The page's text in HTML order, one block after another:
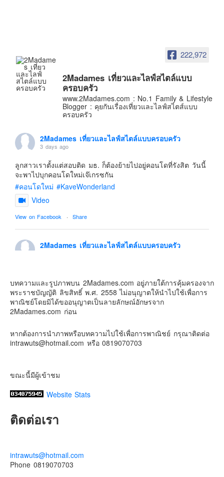
ฮ่องกง
ไต้หวัน
อเมริกา
บทความครอบครัว
Beauty Review
รีวิวสายการบิน
Products & Applications
About Us
222,972
2Madames เที่ยวและไลฟ์สไตล์แบบ
ครอบครัว
www.2Madames.com : No.1 Family & Lifestyle
Blogger : คุยกันเรื่องเที่ยวและไลฟ์สไตส์แบบ
ครอบครัว
2Madames เที่ยวและไลฟ์สไตล์แบบครอบครัว
3 days ago
ลูกสาวเราตั้งแต่สอบติด มธ. ก็ต้องย้ายไปอยู่คอนโดที่รังสิต วันนี้
จะพาไปบุกคอนโดใหม่เจ๊เกรซกัน
#คอนโดใหม่ #KaveWonderland
Video
View on Facebook · Share
2Madames เที่ยวและไลฟ์สไตล์แบบครอบครัว
ปล. ขอบคุณเสื้อทีมน่ารักๆจากBabyLovett เสื้อผ้าเด็ก
#รักใครให้พาไปดิสนีย์แลนด์ #hongkongdisneyland
#discoverhongkong #hongkongsummerfu
Photo
View on Facebook
บทความและรูปภาพบน 2Madames.com อยู่ภายใต้การคุ้มครองจาก
พระราชบัญญัติ ลิขสิทธิ์ พ.ศ. 2558 ไม่อนุญาตให้นำไปใช้เพื่อการ
พาณิชย์โดยมิได้ขออนุญาตเป็นลายลักษณ์อักษรจาก
2Madames.com ก่อน
หากต้องการนำภาพหรือบทความไปใช้เพื่อการพาณิชย์ กรุณาติดต่อ
intrawuts@hotmail.com หรือ 0819070703
ขณะนี้มีผู้เข้าชม
Website Stats
ติดต่อเรา
intrawuts@hotmail.com
Phone 0819070703